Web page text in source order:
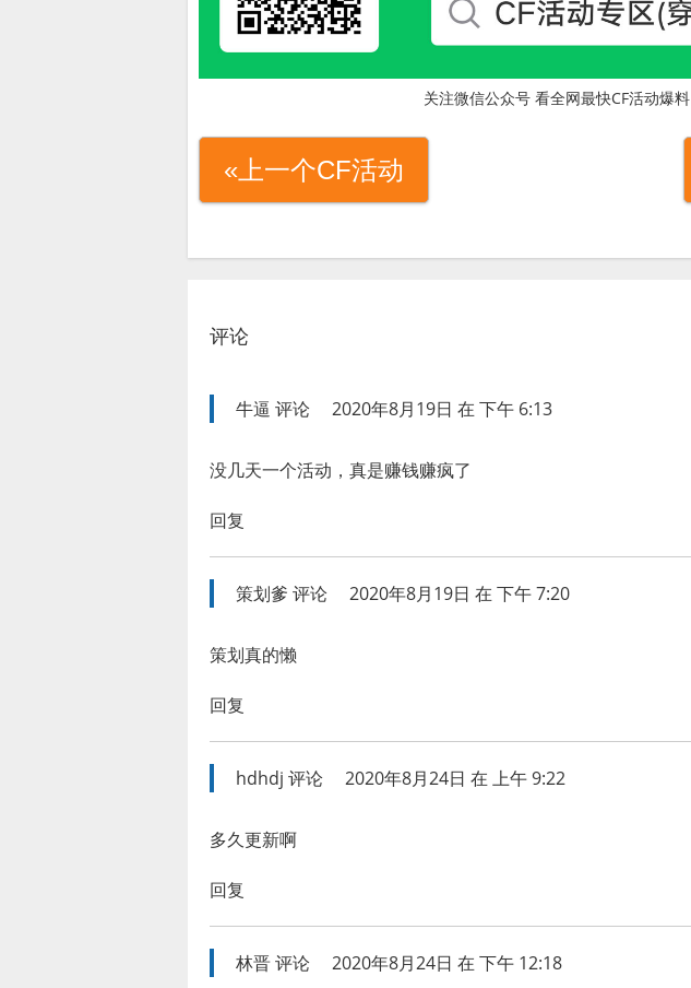
关注微信公众号 看全网最快CF活动爆料
«上一个CF活动
评论
牛逼 评论 2020年8月19日 在 下午 6:13
没几天一个活动，真是赚钱赚疯了
回复
策划爹 评论 2020年8月19日 在 下午 7:20
策划真的懒
回复
hdhdj 评论 2020年8月24日 在 上午 9:22
多久更新啊
回复
林晋评论 2020年8月24日 在 下午 12:18